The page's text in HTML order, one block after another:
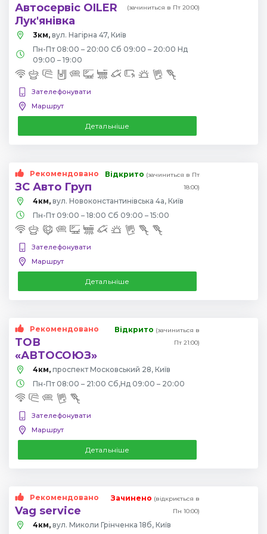
Автосервіс OILER
Лук'янівка
(зачиниться в Пт 20:00)
3км, вул. Нагірна 47, Київ
Пн-Пт 08:00 – 20:00 Сб 09:00 – 20:00 Нд
09:00 – 19:00
Зателефонувати
Маршрут
Детальніше
Рекомендовано
ЗС Авто Груп
Відкрито (зачиниться в Пт
18:00)
4км, вул. Новоконстантинівська 4а, Київ
Пн-Пт 09:00 – 18:00 Сб 09:00 – 15:00
Зателефонувати
Маршрут
Детальніше
Рекомендовано
ТОВ
«АВТОСОЮЗ»
Відкрито (зачиниться в
Пт 21:00)
4км, проспект Московський 28, Київ
Пн-Пт 08:00 – 21:00 Сб,Нд 09:00 – 20:00
Зателефонувати
Маршрут
Детальніше
Рекомендовано
Vag service
Зачинено (відкриється в
Пн 10:00)
4км, вул. Миколи Грінченка 18б, Київ